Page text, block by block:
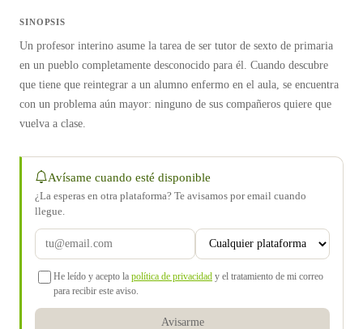
SINOPSIS
Un profesor interino asume la tarea de ser tutor de sexto de primaria
en un pueblo completamente desconocido para él. Cuando descubre
que tiene que reintegrar a un alumno enfermo en el aula, se encuentra
con un problema aún mayor: ninguno de sus compañeros quiere que
vuelva a clase.
Avísame cuando esté disponible
¿La esperas en otra plataforma? Te avisamos por email cuando
llegue.
He leído y acepto la política de privacidad y el tratamiento de mi correo
para recibir este aviso.
Avisarme